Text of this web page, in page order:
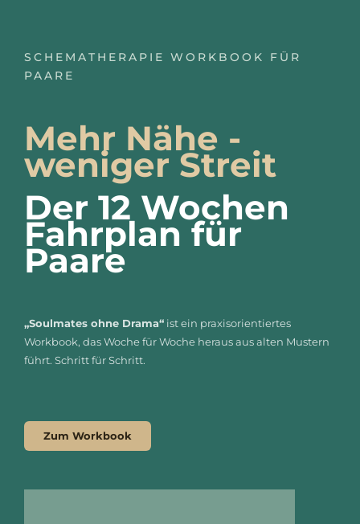
SCHEMATHERAPIE WORKBOOK FÜR
PAARE
Mehr Nähe -
weniger Streit
Der 12 Wochen
Fahrplan für
Paare
„Soulmates ohne Drama“ ist ein praxisorientiertes
Workbook, das Woche für Woche heraus aus alten Mustern
führt. Schritt für Schritt.
Zum Workbook